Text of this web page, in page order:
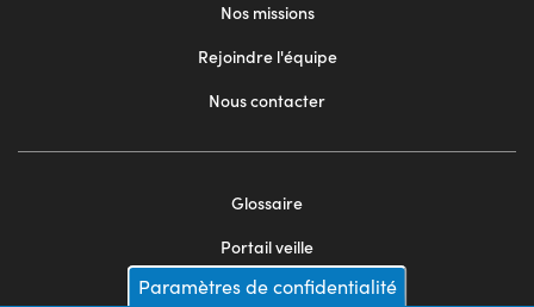
Nos missions
Rejoindre l'équipe
Nous contacter
Glossaire
Portail veille
Mentions légales
Paramètres de confidentialité